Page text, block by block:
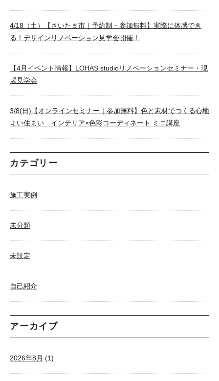
4/18（土）【さいたま市｜予約制・参加無料】実際に体感でき
る！デザインリノベーション見学会開催！
【4月イベント情報】LOHAS studioリノベーションセミナー・現
場見学会
3/8(日)【オンラインセミナー｜参加無料】色と素材でつくる心地
よい住まい インテリア×色彩コーディネート ミニ講座
カテゴリー
施工実例
未分類
未設定
自己紹介
アーカイブ
2026年8月 (1)